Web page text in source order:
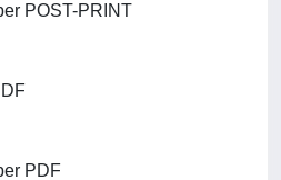
POST-PRINT
PDF